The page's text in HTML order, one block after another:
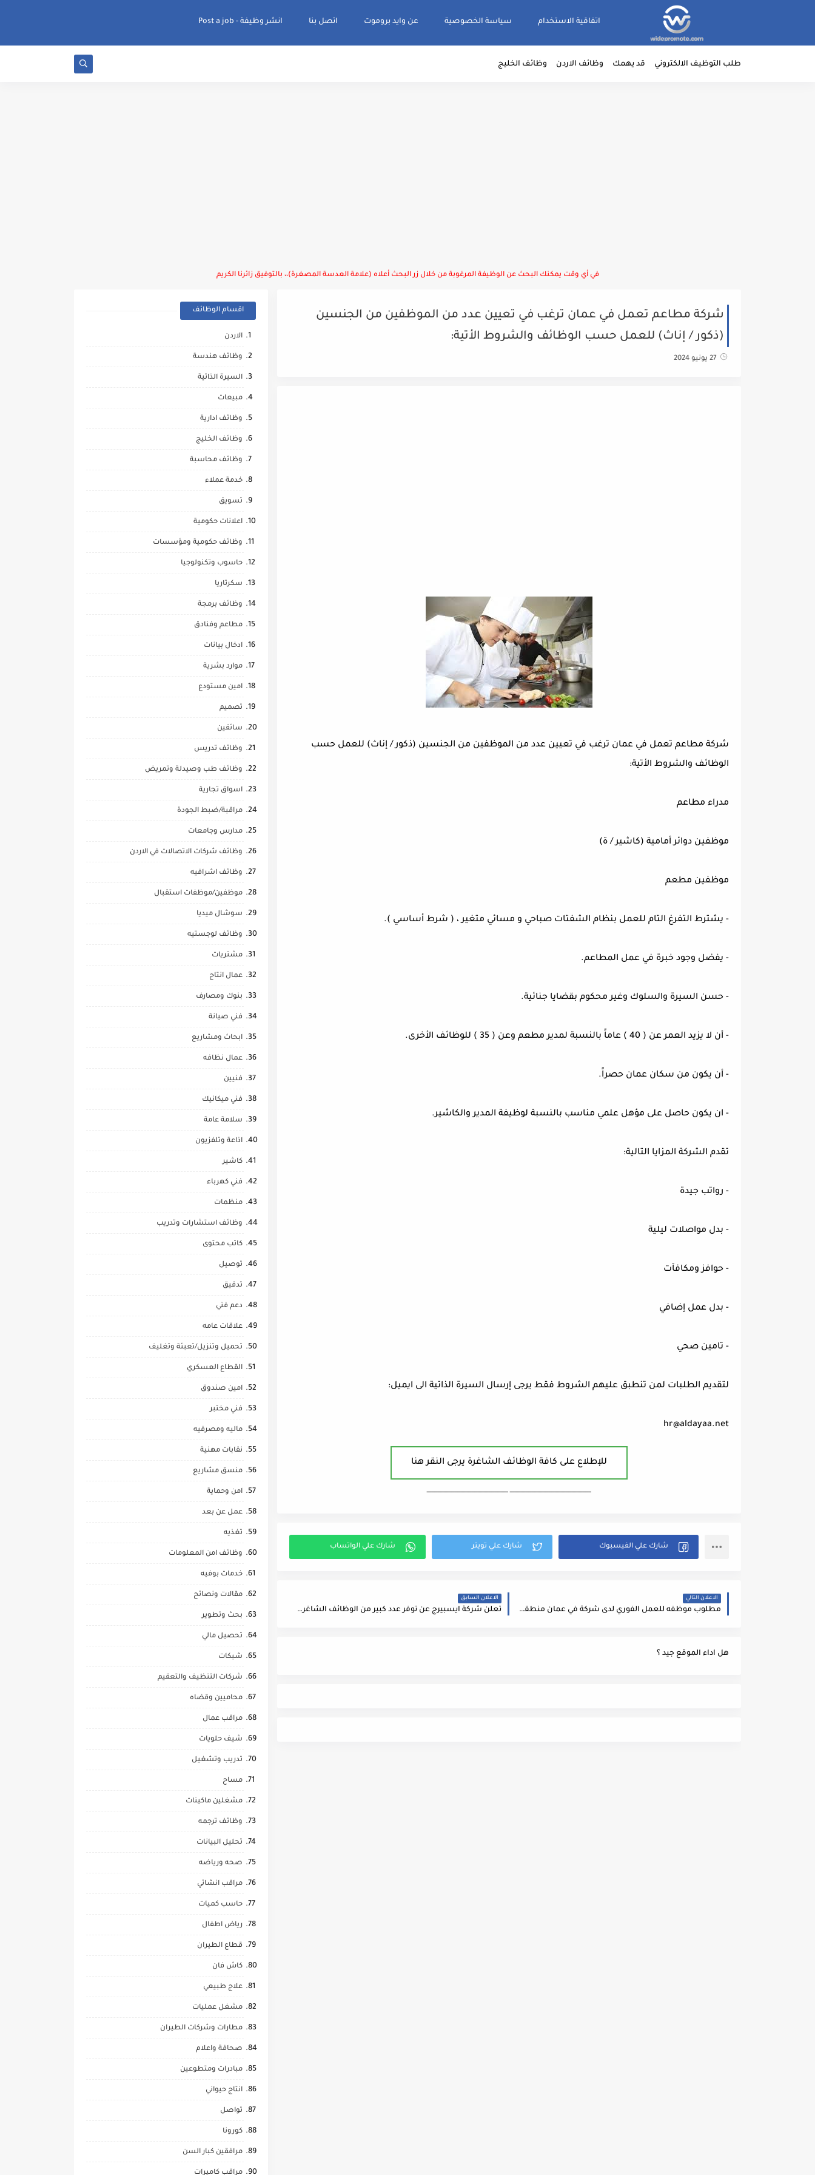
اتفاقية الاستخدام سياسة الخصوصية عن وايد بروموت اتصل بنا انشر وظيفة - Post a job
طلب التوظيف الالكتروني قد يهمك وظائف الاردن وظائف الخليج
في أي وقت يمكنك البحث عن الوظيفة المرغوبة من خلال زر البحث أعلاه (علامة العدسة المصغرة)،، بالتوفيق زائرنا الكريم
شركة مطاعم تعمل في عمان ترغب في تعيين عدد من الموظفين من الجنسين
(ذكور / إناث) للعمل حسب الوظائف والشروط الأتية:
27 يونيو 2024
شركة مطاعم تعمل في عمان ترغب في تعيين عدد من الموظفين من الجنسين (ذكور / إناث) للعمل حسب
الوظائف والشروط الأتية:
مدراء مطاعم
موظفين دوائر أمامية (كاشير / ة)
موظفين مطعم
- يشترط التفرغ التام للعمل بنظام الشفتات صباحي و مسائي متغير ، ( شرط أساسي ).
- يفضل وجود خبرة في عمل المطاعم.
- حسن السيرة والسلوك وغير محكوم بقضايا جنائية.
- أن لا يزيد العمر عن ( 40 ) عاماً بالنسبة لمدير مطعم وعن ( 35 ) للوظائف الأخرى.
- أن يكون من سكان عمان حصراً.
- ان يكون حاصل على مؤهل علمي مناسب بالنسبة لوظيفة المدير والكاشير.
تقدم الشركة المزايا التالية:
- رواتب جيدة
- بدل مواصلات ليلية
- حوافز ومكافآت
- بدل عمل إضافي
- تامين صحي
لتقديم الطلبات لمن تنطبق عليهم الشروط فقط يرجى إرسال السيرة الذاتية الى ايميل:
hr@aldayaa.net
للإطلاع على كافة الوظائف الشاغرة يرجى النقر هنا
ـــــــــــــــــــــــــــــــــــــــــــــــــــــــــــــــــــ ـــــــــــــــــــــــــــــــــــــــــــــــــــــــــــــــــــ
الاعلان التالي
مطلوب موظفه للعمل الفوري لدى شركة في عمان منطقة الرابيه
الاعلان السابق
تعلن شركة ايسبيرج عن توفر عدد كبير من الوظائف الشاغرة في مختلف الافرع التالية
هل اداء الموقع جيد ؟
اقسام الوظائف
الاردن
وظائف هندسة
السيرة الذاتية
مبيعات
وظائف ادارية
وظائف الخليج
وظائف محاسبة
خدمة عملاء
تسويق
اعلانات حكومية
وظائف حكومية ومؤسسات
حاسوب وتكنولوجيا
سكرتاريا
وظائف برمجة
مطاعم وفنادق
ادخال بيانات
موارد بشرية
امين مستودع
تصميم
سائقين
وظائف تدريس
وظائف طب وصيدلة وتمريض
اسواق تجارية
مراقبة/ضبط الجودة
مدارس وجامعات
وظائف شركات الاتصالات في الاردن
وظائف اشرافيه
موظفين/موظفات استقبال
سوشال ميديا
وظائف لوجستيه
مشتريات
عمال انتاج
بنوك ومصارف
فني صيانة
ابحاث ومشاريع
عمال نظافه
فنيين
فني ميكانيك
سلامة عامة
اذاعة وتلفزيون
كاشير
فني كهرباء
منظمات
وظائف استشارات وتدريب
كاتب محتوى
توصيل
تدقيق
دعم فني
علاقات عامه
تحميل وتنزيل/تعبئة وتغليف
القطاع العسكري
امين صندوق
فني مختبر
ماليه ومصرفيه
نقابات مهنية
منسق مشاريع
امن وحماية
عمل عن بعد
تغذيه
وظائف امن المعلومات
خدمات بوفيه
مقالات ونصائح
بحث وتطوير
تحصيل مالي
شبكات
شركات التنظيف والتعقيم
محاميين وقضاه
مراقب عمال
شيف حلويات
تدريب وتشغيل
مساح
مشغلين ماكينات
وظائف ترجمه
تحليل البيانات
صحه ورياضه
مراقب انشائي
حاسب كميات
رياض اطفال
قطاع الطيران
كاش فان
علاج طبيعي
مشغل عمليات
مطارات وشركات الطيران
صحافة واعلام
مبادرات ومتطوعين
انتاج حيواني
تواصل
كورونا
مرافقين كبار السن
مراقب كاميرات